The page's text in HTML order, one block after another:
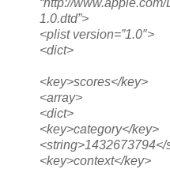
“http://
1.0.dtd”>
<plist version=”1.0″>
<dict>
<key>scores</key>
<array>
<dict>
<key>category</key>
<string>1432673794</
<key>context</key>